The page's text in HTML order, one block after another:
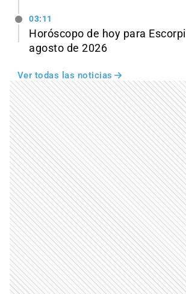
03:11
Horóscopo de hoy para
agosto de 2026
Ver todas las noticias